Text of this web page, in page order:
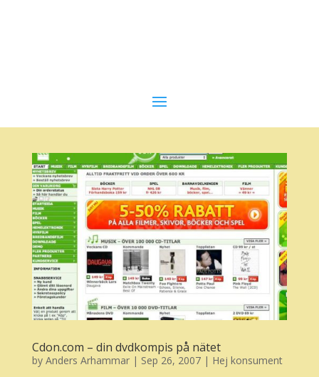
Cdon.com – din dvdkompis på nätet
by Anders Arhammar| Sep 26, 2007| Hej konsument